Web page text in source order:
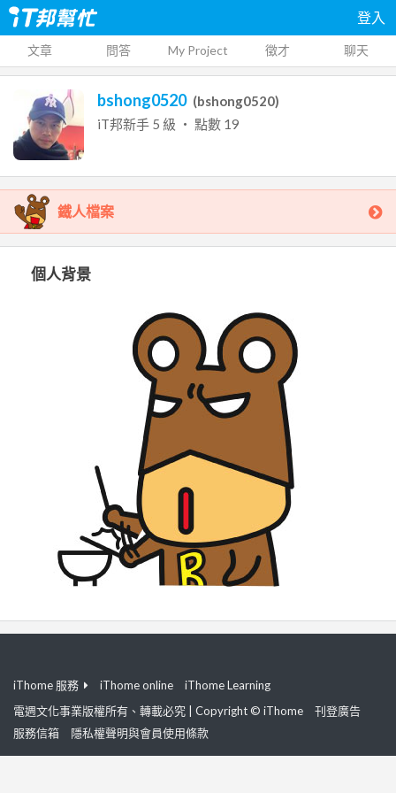
登入
文章 問答 My Project 徵才 聊天
bshong0520 (bshong0520)
iT邦新手 5 級 ‧ 點數 19
鐵人檔案
個人背景
iThome 服務 iThome online
iThome Learning
電週文化事業版權所有、轉載必究 | Copyright © iThome
刊登廣告
服務信箱
隱私權聲明與會員使用條款